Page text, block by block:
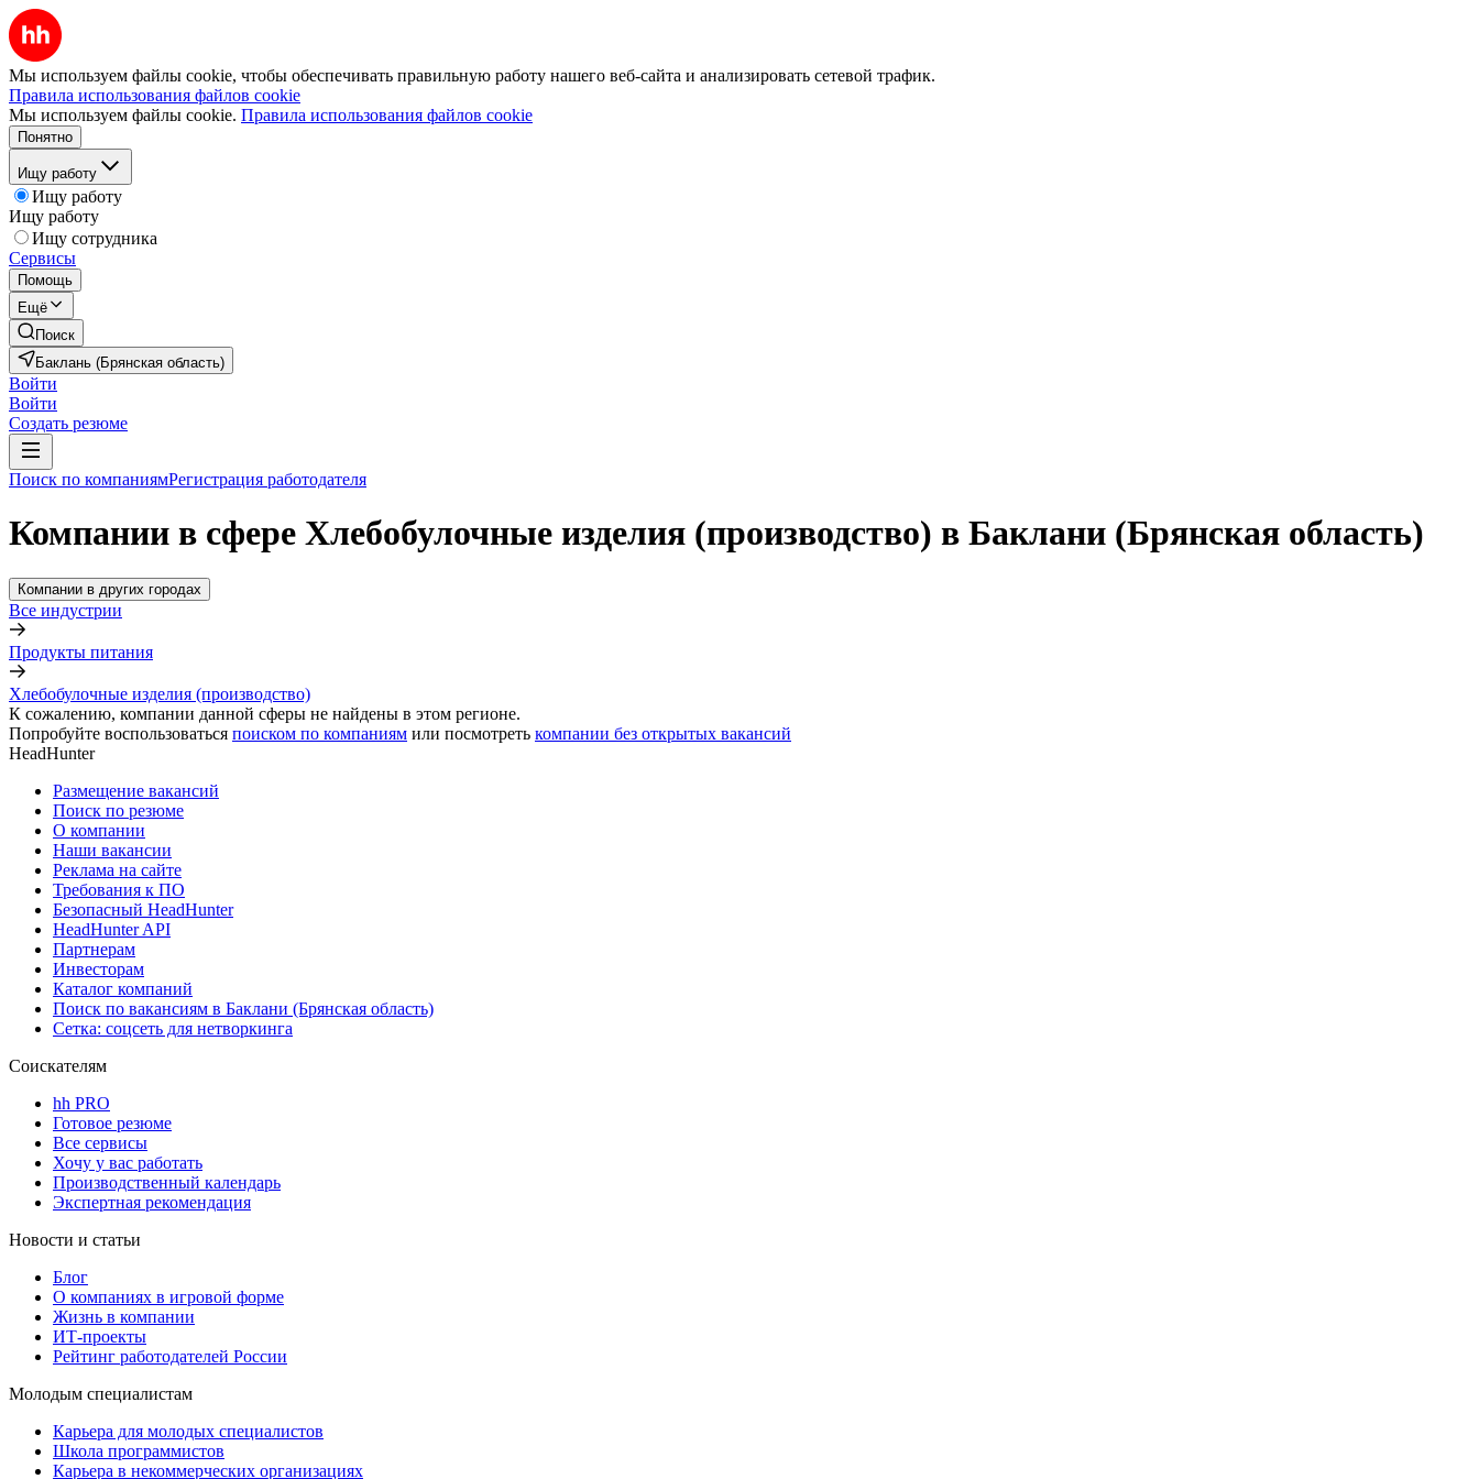
Мы используем файлы cookie, чтобы обеспечивать правильную работу нашего веб-сайта и анализировать сетевой трафик.
Правила использования файлов cookie
Мы используем файлы cookie. Правила использования файлов cookie
Понятно
Ищу работу
Ищу работу
Ищу работу
Ищу сотрудника
Сервисы
Помощь
Ещё
Поиск
Баклань (Брянская область)
Войти
Войти
Создать резюме
Поиск по компаниямРегистрация работодателя
Компании в сфере Хлебобулочные изделия (производство) в Баклани (Брянская область)
Компании в других городах
Все индустрии
Продукты питания
Хлебобулочные изделия (производство)
К сожалению, компании данной сферы не найдены в этом регионе.
Попробуйте воспользоваться поиском по компаниям или посмотреть компании без открытых вакансий
HeadHunter
Размещение вакансий
Поиск по резюме
О компании
Наши вакансии
Реклама на сайте
Требования к ПО
Безопасный HeadHunter
HeadHunter API
Партнерам
Инвесторам
Каталог компаний
Поиск по вакансиям в Баклани (Брянская область)
Сетка: соцсеть для нетворкинга
Соискателям
hh PRO
Готовое резюме
Все сервисы
Хочу у вас работать
Производственный календарь
Экспертная рекомендация
Новости и статьи
Блог
О компаниях в игровой форме
Жизнь в компании
ИТ-проекты
Рейтинг работодателей России
Молодым специалистам
Карьера для молодых специалистов
Школа программистов
Карьера в некоммерческих организациях